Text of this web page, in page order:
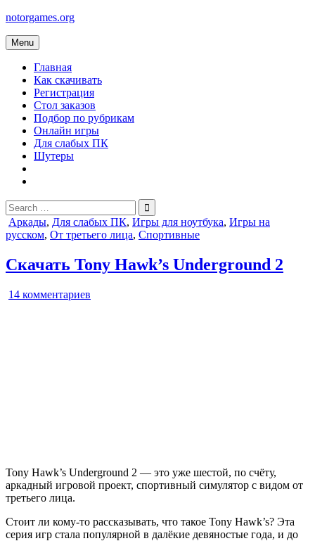
Skip
content
notorgames.org
Menu
Главная
Как скачивать
Регистрация
Стол заказов
Подбор по рубрикам
Онлайн игры
Для слабых ПК
Шутеры
Search
for:
Posted
in
Аркады, Для слабых ПК, Игры для ноутбука, Игры на
русском, От третьего лица, Спортивные
Скачать Tony Hawk’s Underground 2
14 комментариев
Tony Hawk’s Underground 2 — это уже шестой, по счёту,
аркадный игровой проект, спортивный симулятор с видом от
третьего лица.
Стоит ли кому-то рассказывать, что такое Tony Hawk’s? Эта
серия игр стала популярной в далёкие девяностые года, и до